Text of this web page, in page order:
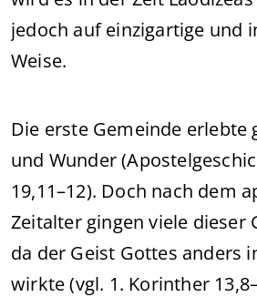
jedoch auf einzigartige und
Weise.
Die erste Gemeinde erlebte
und Wunder
19,11–12). Doch nach dem
Zeitalter gingen viele dieser
da der Geist Gottes anders
wirkte (vgl. 1. Korinther